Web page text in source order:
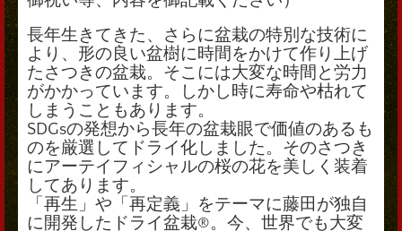
長年生きてきた、さらに盆栽の特別な技術に
より、形の良い盆樹に時間をかけて作り上げ
たさつきの盆栽。そこには大変な時間と労力
がかかっています。しかし時に寿命や枯れて
しまうこともあります。
SDGsの発想から長年の盆栽眼で価値のあるも
のを厳選してドライ化しました。そのさつき
にアーテイフィシャルの桜の花を美しく装着
してあります。
「再生」や「再定義」をテーマに藤田が独自
に開発したドライ盆栽®︎。今、世界でも大変